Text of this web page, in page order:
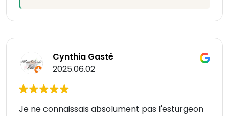
Cynthia Gasté
2025.06.02
Je ne connaissais absolument pas l'esturgeon